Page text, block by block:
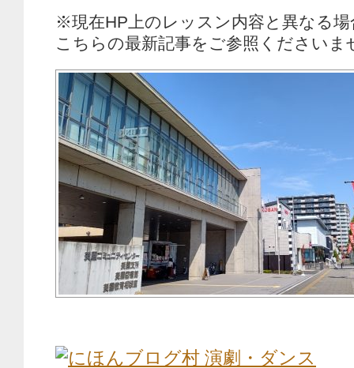
※現在HP上のレッスン内容と異なる
こちらの最新記事をご参照くださいま